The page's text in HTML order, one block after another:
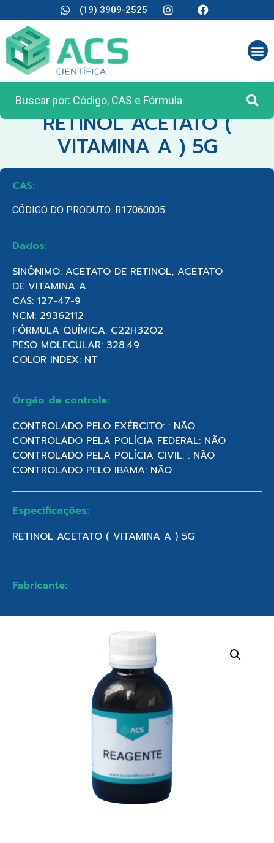
(19) 3909-2525
CATEGORIA:REAGENTES ANALÍTICOS
RETINOL ACETATO (
VITAMINA A ) 5G
CAS:
CÓDIGO DO PRODUTO: R17060005
Dados:
SINÔNIMO: ACETATO DE RETINOL, ACETATO
DE VITAMINA A
CAS: 127-47-9
NCM: 29362112
FÓRMULA QUÍMICA: C22H32O2
PESO MOLECULAR: 328.49
COLOR INDEX: NT
Órgão de controle:
CONTROLADO PELO EXÉRCITO: : NÃO
CONTROLADO PELA POLÍCIA FEDERAL: NÃO
CONTROLADO PELA POLÍCIA CIVIL: : NÃO
CONTROLADO PELO IBAMA: NÃO
Especificações:
RETINOL ACETATO ( VITAMINA A ) 5G
Fabricante: